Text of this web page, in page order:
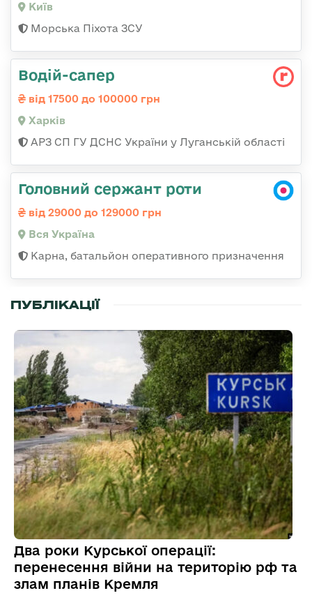
Київ
Морська Піхота ЗСУ
Водій-сапер
від 17500 до 100000 грн
Харків
АРЗ СП ГУ ДСНС України у Луганській області
Головний сержант роти
від 29000 до 129000 грн
Вся Україна
Карна, батальйон оперативного призначення
ПУБЛІКАЦІЇ
Два роки Курської операції:
перенесення війни на територію рф та
злам планів Кремля